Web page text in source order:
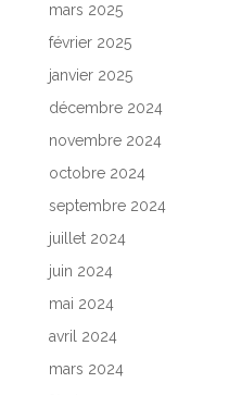
mars 2025
février 2025
janvier 2025
décembre 2024
novembre 2024
octobre 2024
septembre 2024
juillet 2024
juin 2024
mai 2024
avril 2024
mars 2024